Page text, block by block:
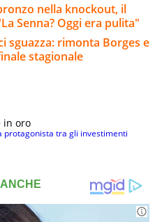
nella knockout, il
Senna? Oggi era pulita"
sguazza: rimonta Borges e
stagionale
in oro
protagonista tra gli investimenti